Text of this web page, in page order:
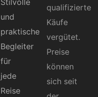
Stilvolle
und
praktische
Begleiter
für
jede
Reise
qualifizierte
Käufe
vergütet.
Preise
können
sich seit